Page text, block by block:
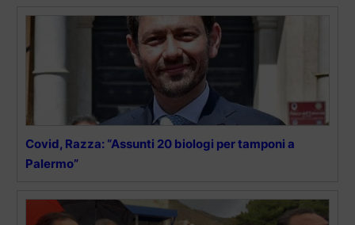
Covid, Razza: “Assunti 20 biologi per tamponi a
Palermo”